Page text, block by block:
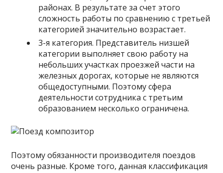
районах. В результате за счет этого
сложность работы по сравнению с третьей
категорией значительно возрастает.
3-я категория. Представитель низшей
категории выполняет свою работу на
небольших участках проезжей части на
железных дорогах, которые не являются
общедоступными. Поэтому сфера
деятельности сотрудника с третьим
образованием несколько ограничена.
Поэтому обязанности производителя поездов
очень разные. Кроме того, данная классификация